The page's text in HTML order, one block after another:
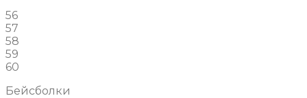
56
57
58
59
60
Бейсболки